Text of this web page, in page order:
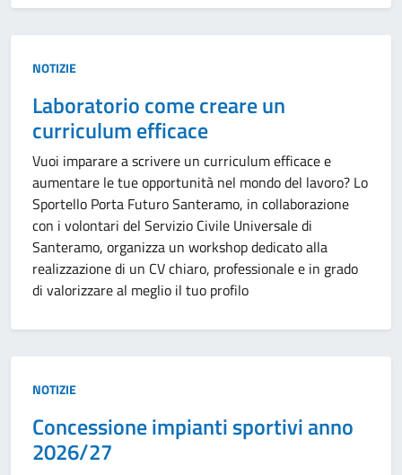
Tipo:
NOTIZIE
Laboratorio come creare un
curriculum efficace
Vuoi imparare a scrivere un curriculum efficace e
aumentare le tue opportunità nel mondo del lavoro? Lo
Sportello Porta Futuro Santeramo, in collaborazione
con i volontari del Servizio Civile Universale di
Santeramo, organizza un workshop dedicato alla
realizzazione di un CV chiaro, professionale e in grado
di valorizzare al meglio il tuo profilo
Tipo:
NOTIZIE
Concessione impianti sportivi anno
2026/27